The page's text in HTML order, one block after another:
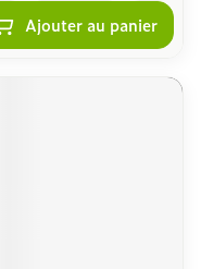
Ajouter au panier